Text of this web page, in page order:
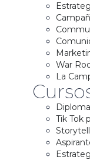
War
La
Tik Tok